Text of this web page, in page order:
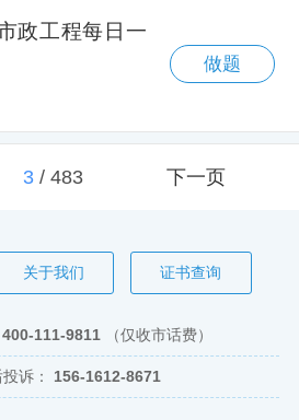
政工程每日一
做题
3/ 483 下一页
关于我们 证书查询
400-111-9811 （仅收市话费）
诉： 156-1612-8671